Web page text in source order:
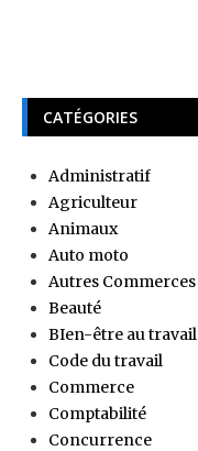
CATÉGORIES
Administratif
Agriculteur
Animaux
Auto moto
Autres Commerces
Beauté
BIen-être au travail
Code du travail
Commerce
Comptabilité
Concurrence